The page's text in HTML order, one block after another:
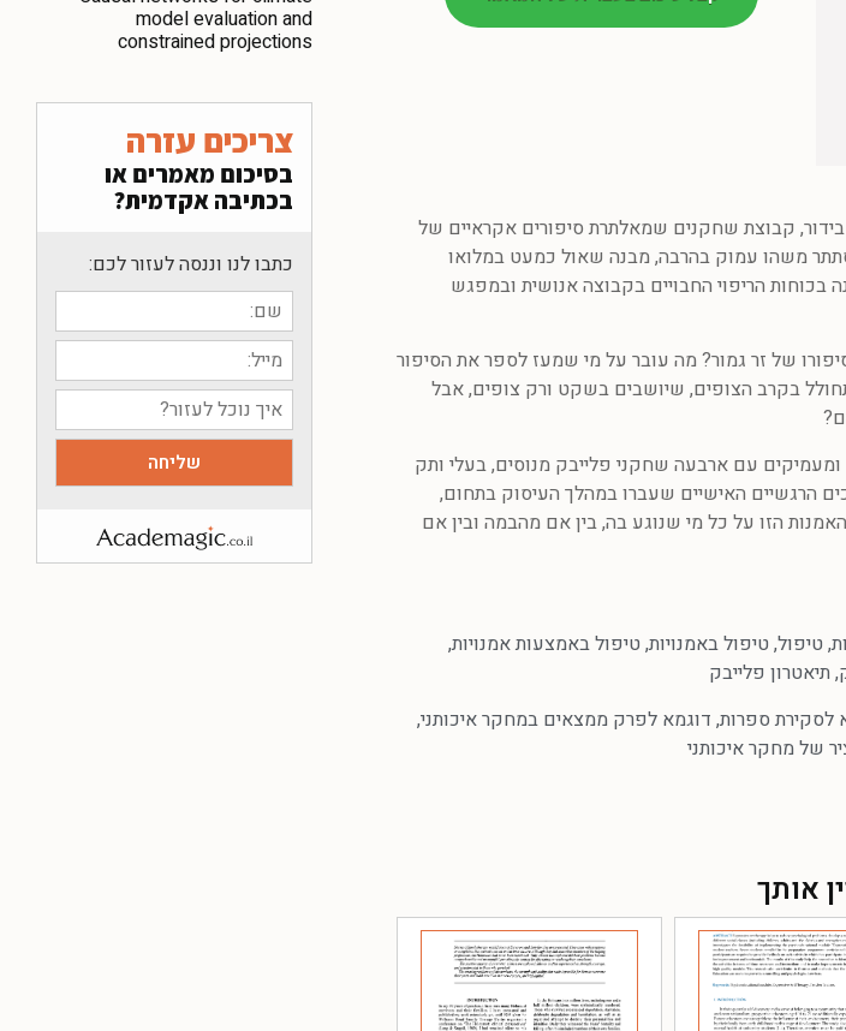
קבוצת שחקנים שמאלתרת סיפורים אקראיים של
משהו עמוק בהרבה, מבנה שאול כמעט במלואו
הריפוי החבויים בקבוצה אנושית ובמפגש
של זר גמור? מה עובר על מי שמעז לספר את הסיפור
בקרב הצופים, שיושבים בשקט ורק צופים, אבל
ומעמיקים עם ארבעה שחקני פלייבק מנוסים, בעלי ותק
הרגשיים האישיים שעברו במהלך העיסוק בתחום,
הזו על כל מי שנוגע בה, בין אם מהבמה ובין אם
, טיפול, טיפול באמנויות, טיפול באמצעות אמנויות,
, תיאטרון פלייבק
לסקירת ספרות, דוגמא לפרק ממצאים במחקר איכותני,
של מחקר איכותני
אותך
model evaluation and
constrained projections
צריכים עזרה
בסיכום מאמרים או
בכתיבה אקדמית?
כתבו לנו וננסה לעזור לכם: